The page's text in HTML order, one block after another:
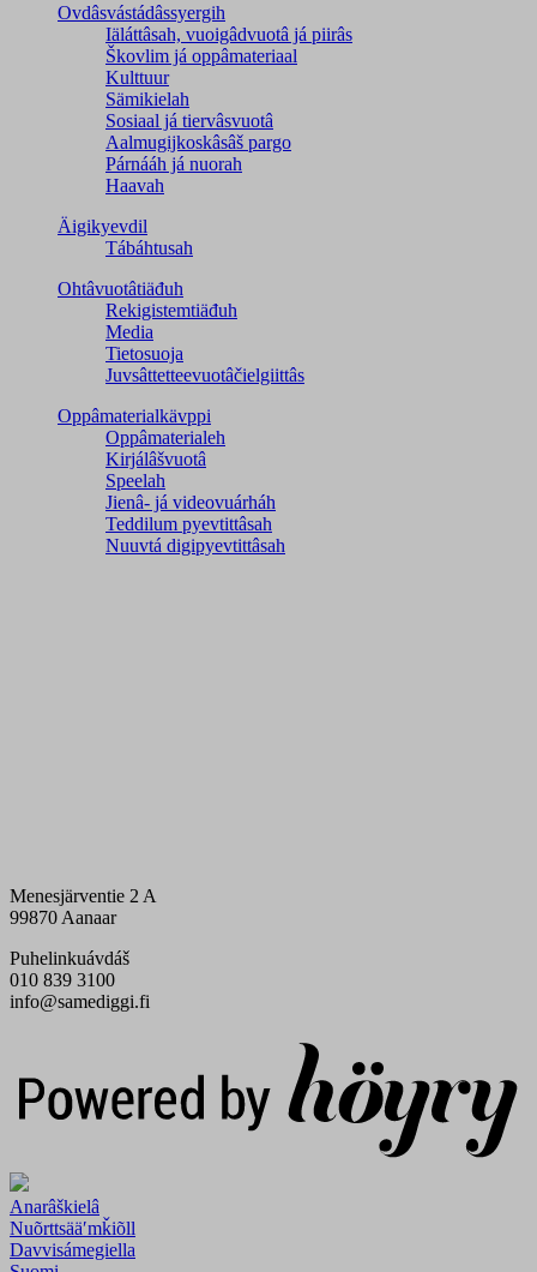
Ovdâsvástádâssyergih
Iäláttâsah, vuoigâdvuotâ já piirâs
Škovlim já oppâmateriaal
Kulttuur
Sämikielah
Sosiaal já tiervâsvuotâ
Aalmugijkoskâsâš pargo
Párnááh já nuorah
Haavah
Äigikyevdil
Tábáhtusah
Ohtâvuotâtiäđuh
Rekigistemtiäđuh
Media
Tietosuoja
Juvsâttetteevuotâčielgiittâs
Oppâmaterialkävppi
Oppâmaterialeh
Kirjálâšvuotâ
Speelah
Jienâ- já videovuárháh
Teddilum pyevtittâsah
Nuuvtá digipyevtittâsah
Menesjärventie 2 A
99870 Aanaar
Puhelinkuávdáš
010 839 3100
info@samediggi.fi
Anarâškielâ
Nuõrttsääʹmǩiõll
Davvisámegiella